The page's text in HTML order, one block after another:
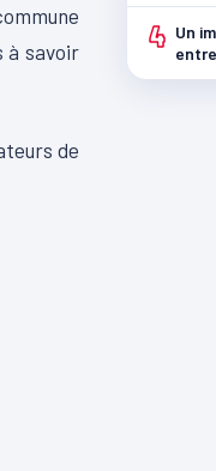
à savoir
de
4 Un